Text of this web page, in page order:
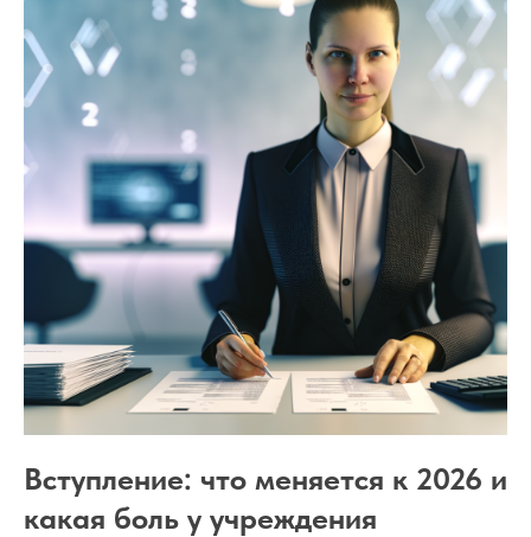
Вступление: что меняется к 2026 и
какая боль у учреждения